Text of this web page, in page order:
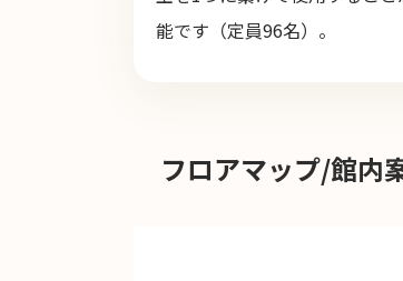
能です（定員96名）。
フロアマップ/館内